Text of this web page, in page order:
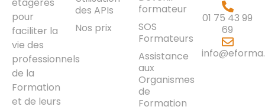
étagères
pour
faciliter la
vie des
professionnels
de la
Formation
et de leurs
des APIs
Nos prix
formateur
SOS
Formateurs
Assistance
aux
Organismes
de
Formation
01 75 43 99
69